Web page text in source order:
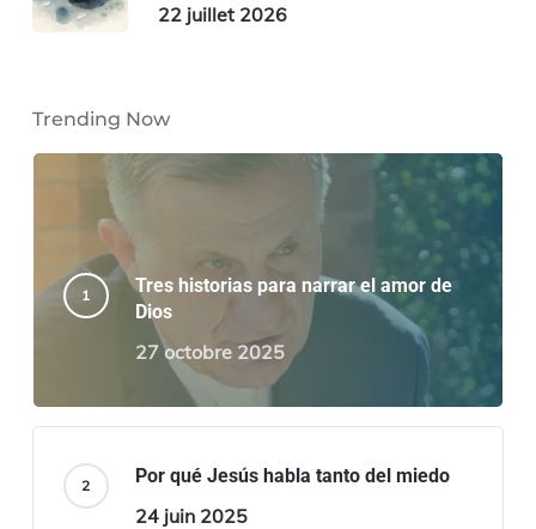
22 juillet 2026
Trending Now
Tres historias para narrar el amor de
Dios
27 octobre 2025
Por qué Jesús habla tanto del miedo
24 juin 2025